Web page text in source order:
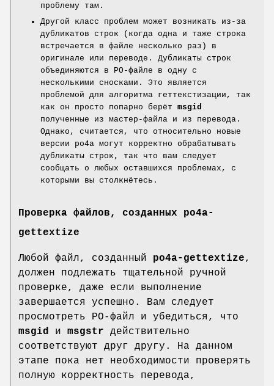
проблему там.
Другой класс проблем может возникать из-за
дубликатов строк (когда одна и таже строка
встречается в файле несколько раз) в
оригинале или переводе. Дубликаты строк
объединяются в PO-файле в одну с
несколькими сносками. Это является
проблемой для алгоритма геттекстизации, так
как он просто попарно берёт msgid
полученные из мастер-файла и из перевода.
Однако, считается, что относительно новые
версии po4a могут корректно обрабатывать
дубликаты строк, так что вам следует
сообщать о любых оставшихся проблемах, с
которыми вы столкнётесь.
Проверка файлов, созданных po4a-
gettextize
Любой файл, созданный po4a-gettextize,
должен подлежать тщательной ручной
проверке, даже если выполнение
завершается успешно. Вам следует
просмотреть PO-файл и убедиться, что
msgid и msgstr действительно
соответствуют друг другу. На данном
этапе пока нет необходимости проверять
полную корректность перевода,